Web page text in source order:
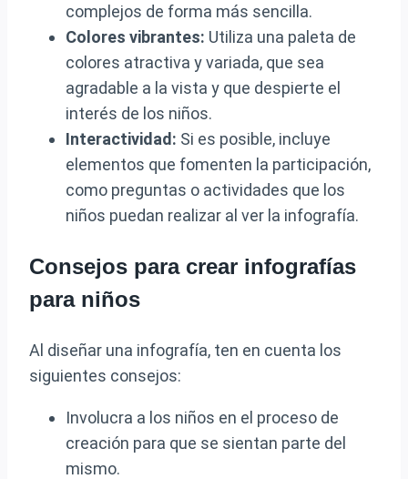
complejos de forma más sencilla.
Colores vibrantes: Utiliza una paleta de
colores atractiva y variada, que sea
agradable a la vista y que despierte el
interés de los niños.
Interactividad: Si es posible, incluye
elementos que fomenten la participación,
como preguntas o actividades que los
niños puedan realizar al ver la infografía.
Consejos para crear infografías
para niños
Al diseñar una infografía, ten en cuenta los
siguientes consejos:
Involucra a los niños en el proceso de
creación para que se sientan parte del
mismo.